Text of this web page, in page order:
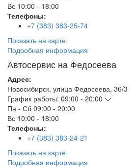
Вс 10:00 - 18:00
Телефоны:
+7 (383) 383-25-74
Показать на карте
Подробная информация
Автосервис на Федосеева
Адрес:
Новосибирск, улица Федосеева, 36/3
График работы: 09:00 - 20:00
Пн - Сб 09:00 - 20:00
Вс 10:00 - 18:00
Телефоны:
+7 (383) 383-24-21
Показать на карте
Подробная информация